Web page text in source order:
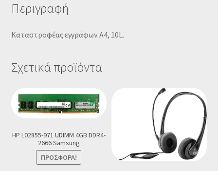
Περιγραφή
Καταστροφέας εγγράφων A4, 10L.
Σχετικά προϊόντα
HP L02855-971 UDIMM 4GB DDR4-
2666 Samsung
ΠΡΟΣΦΟΡΆ!